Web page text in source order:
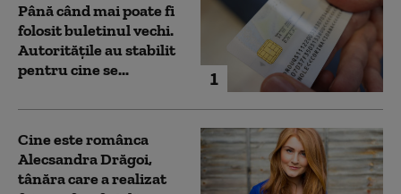
1
Până când mai poate fi
folosit buletinul vechi.
Autoritățile au stabilit
pentru cine se...
Cine este românca
Alecsandra Drăgoi,
tânăra care a realizat